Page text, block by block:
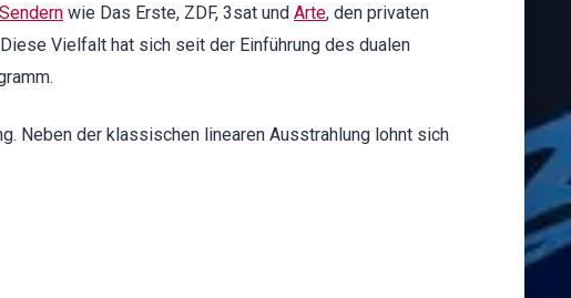
wie Das Erste, ZDF, 3sat und Arte, den privaten
Vielfalt hat sich seit der Einführung des dualen
Neben der klassischen linearen Ausstrahlung lohnt sich